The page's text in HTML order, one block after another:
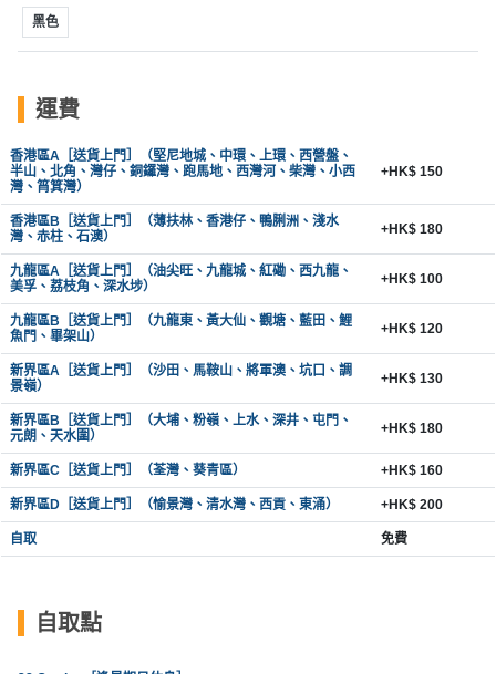
租
黑色
運費
香港區A［送貨上門］（堅尼地城、中環、上環、西營盤、
半山、北角、灣仔、銅鑼灣、跑馬地、西灣河、柴灣、小西
灣、筲箕灣）
+HK$ 150
香港區B［送貨上門］（薄扶林、香港仔、鴨脷洲、淺水
灣、赤柱、石澳）
+HK$ 180
九龍區A［送貨上門］（油尖旺、九龍城、紅磡、西九龍、
美孚、荔枝角、深水埗）
+HK$ 100
九龍區B［送貨上門］（九龍東、黃大仙、觀塘、藍田、鯉
魚門、畢架山）
+HK$ 120
新界區A［送貨上門］（沙田、馬鞍山、將軍澳、坑口、調
景嶺）
+HK$ 130
新界區B［送貨上門］（大埔、粉嶺、上水、深井、屯門、
元朗、天水圍）
+HK$ 180
新界區C［送貨上門］（荃灣、葵青區） +HK$ 160
新界區D［送貨上門］（愉景灣、清水灣、西貢、東涌） +HK$ 200
自取 免費
自取點